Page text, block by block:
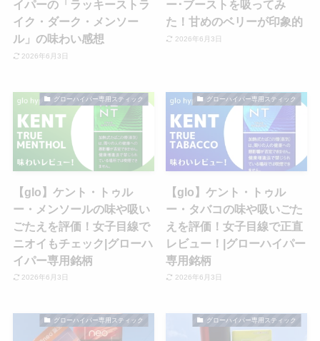
イパーの「ラッキーストラ
イク・ダーク・メンソー
ル」の味わい感想
2026年6月3日
ー･ブーストを吸ってみ
た！甘めのベリーが印象的
2026年6月3日
グローハイパー専用スティック
【glo】ケント・トゥル
ー・メンソールの味や吸い
ごたえを評価！女子目線で
ニオイもチェック|グローハ
イパー専用銘柄
2026年6月3日
グローハイパー専用スティック
【glo】ケント・トゥル
ー・タバコの味や吸いごた
えを評価！女子目線で正直
レビュー！|グローハイパー
専用銘柄
2026年6月3日
グローハイパー専用スティック グローハイパー専用スティック